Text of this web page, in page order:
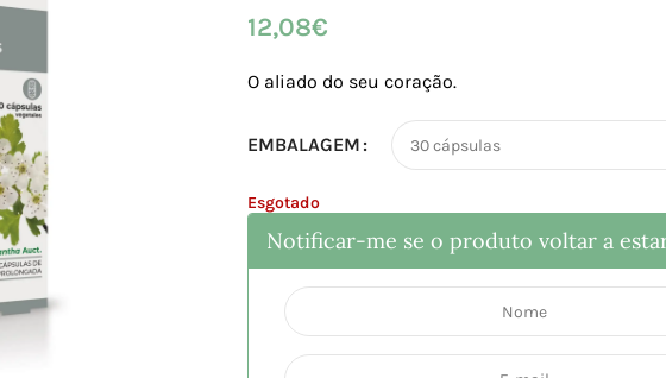
12,08€
O aliado do seu coração.
EMBALAGEM
Esgotado
Notificar-me se o produto voltar a